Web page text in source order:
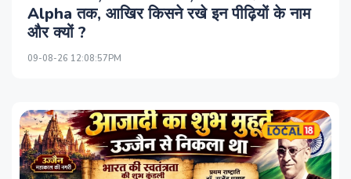
Alpha तक, आखिर किसने रखे इन पीढ़ियों के नाम
और क्यों ?
09-08-26 12:08:57PM